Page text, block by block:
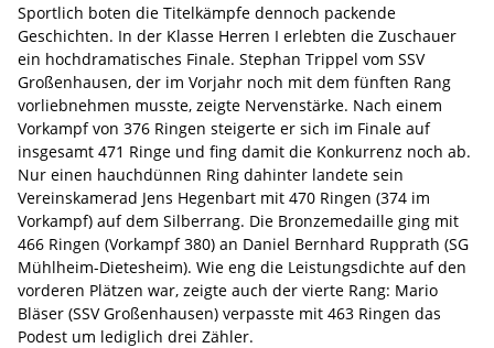
Sportlich boten die Titelkämpfe dennoch packende
Geschichten. In der Klasse Herren I erlebten die Zuschauer
ein hochdramatisches Finale. Stephan Trippel vom SSV
Großenhausen, der im Vorjahr noch mit dem fünften Rang
vorliebnehmen musste, zeigte Nervenstärke. Nach einem
Vorkampf von 376 Ringen steigerte er sich im Finale auf
insgesamt 471 Ringe und fing damit die Konkurrenz noch ab.
Nur einen hauchdünnen Ring dahinter landete sein
Vereinskamerad Jens Hegenbart mit 470 Ringen (374 im
Vorkampf) auf dem Silberrang. Die Bronzemedaille ging mit
466 Ringen (Vorkampf 380) an Daniel Bernhard Rupprath (SG
Mühlheim-Dietesheim). Wie eng die Leistungsdichte auf den
vorderen Plätzen war, zeigte auch der vierte Rang: Mario
Bläser (SSV Großenhausen) verpasste mit 463 Ringen das
Podest um lediglich drei Zähler.